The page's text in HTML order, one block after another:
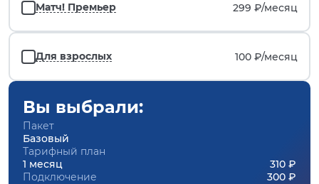
Матч! Премьер 299 ₽/месяц
Для взрослых 100 ₽/месяц
Вы выбрали:
Пакет
Базовый
Тарифный план
1 месяц
310 ₽
Подключение
300 ₽